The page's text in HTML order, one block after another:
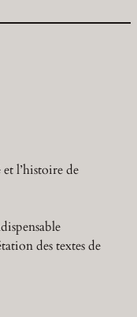
l’histoire de
des textes de